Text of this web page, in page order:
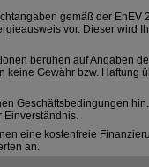
gemäß der
vor. Dieser wird
beruhen auf Angaben
keine Gewähr bzw. Haftung
Geschäftsbedingungen
Einverständnis.
eine kostenfreie
an.